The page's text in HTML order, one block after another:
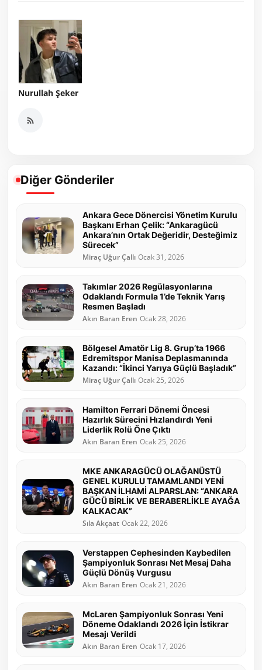
Nurullah Şeker
Diğer Gönderiler
Ankara Gece Dönercisi Yönetim Kurulu
Başkanı Erhan Çelik: “Ankaragücü
Ankara’nın Ortak Değeridir, Desteğimiz
Sürecek”
Miraç Uğur Çallı Ocak 31, 2026
Takımlar 2026 Regülasyonlarına
Odaklandı Formula 1’de Teknik Yarış
Resmen Başladı
Akın Baran Eren Ocak 28, 2026
Bölgesel Amatör Lig 8. Grup’ta 1966
Edremitspor Manisa Deplasmanında
Kazandı: “İkinci Yarıya Güçlü Başladık”
Miraç Uğur Çallı Ocak 25, 2026
Hamilton Ferrari Dönemi Öncesi
Hazırlık Sürecini Hızlandırdı Yeni
Liderlik Rolü Öne Çıktı
Akın Baran Eren Ocak 25, 2026
MKE ANKARAGÜCÜ OLAĞANÜSTÜ
GENEL KURULU TAMAMLANDI YENİ
BAŞKAN İLHAMİ ALPARSLAN: “ANKARA
GÜCÜ BİRLİK VE BERABERLİKLE AYAĞA
KALKACAK”
Sıla Akçaat Ocak 22, 2026
Verstappen Cephesinden Kaybedilen
Şampiyonluk Sonrası Net Mesaj Daha
Güçlü Dönüş Vurgusu
Akın Baran Eren Ocak 21, 2026
McLaren Şampiyonluk Sonrası Yeni
Döneme Odaklandı 2026 İçin İstikrar
Mesajı Verildi
Akın Baran Eren Ocak 17, 2026